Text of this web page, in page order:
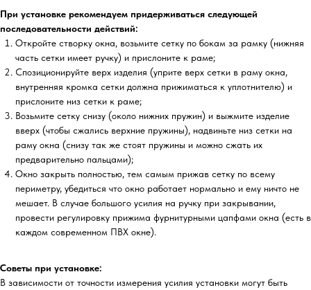
При установке рекомендуем придерживаться следующей
последовательности действий:
Откройте створку окна, возьмите сетку по бокам за рамку (нижняя
часть сетки имеет ручку) и прислоните к раме;
Спозиционируйте верх изделия (уприте верх сетки в раму окна,
внутренняя кромка сетки должна прижиматься к уплотнителю) и
прислоните низ сетки к раме;
Возьмите сетку снизу (около нижних пружин) и выжмите изделие
вверх (чтобы сжались верхние пружины), надвиньте низ сетки на
раму окна (снизу так же стоят пружины и можно сжать их
предварительно пальцами);
Окно закрыть полностью, тем самым прижав сетку по всему
периметру, убедиться что окно работает нормально и ему ничто не
мешает. В случае большого усилия на ручку при закрывании,
провести регулировку прижима фурнитурными цапфами окна (есть в
каждом современном ПВХ окне).
Советы при установке:
В зависимости от точности измерения усилия установки могут быть